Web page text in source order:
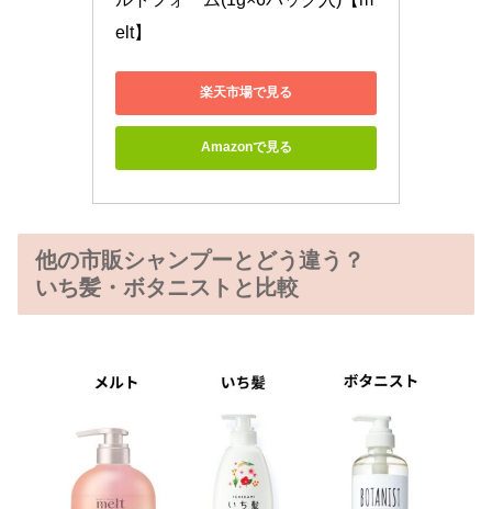
elt】
楽天市場で見る
Amazonで見る
他の市販シャンプーとどう違う？
いち髪・ボタニストと比較